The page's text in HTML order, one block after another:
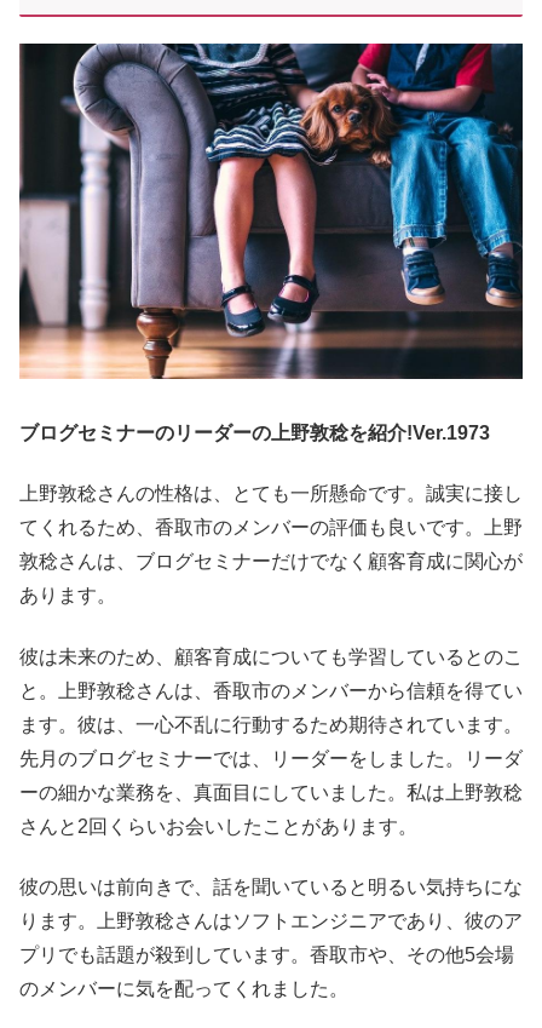
ブログセミナーのリーダーの上野敦稔を紹介!Ver.1973
上野敦稔さんの性格は、とても一所懸命です。誠実に接し
てくれるため、香取市のメンバーの評価も良いです。上野
敦稔さんは、ブログセミナーだけでなく顧客育成に関心が
あります。
彼は未来のため、顧客育成についても学習しているとのこ
と。上野敦稔さんは、香取市のメンバーから信頼を得てい
ます。彼は、一心不乱に行動するため期待されています。
先月のブログセミナーでは、リーダーをしました。リーダ
ーの細かな業務を、真面目にしていました。私は上野敦稔
さんと2回くらいお会いしたことがあります。
彼の思いは前向きで、話を聞いていると明るい気持ちにな
ります。上野敦稔さんはソフトエンジニアであり、彼のア
プリでも話題が殺到しています。香取市や、その他5会場
のメンバーに気を配ってくれました。